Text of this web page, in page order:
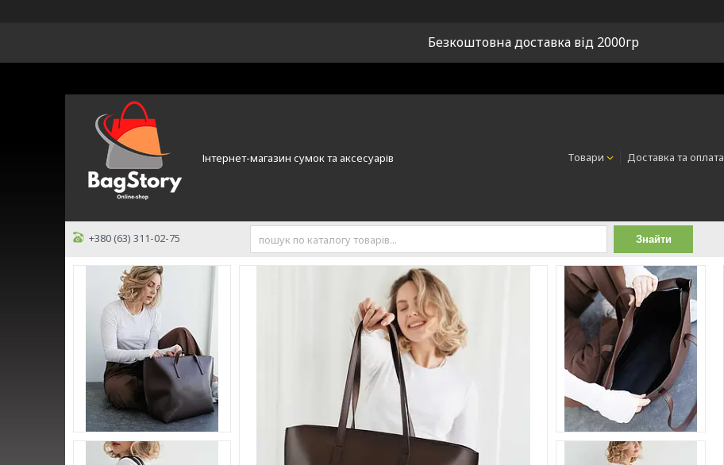
Безкоштовна доставка від 2000гр
Інтернет-магазин сумок та аксесуарів Товари Доставка та оплата
+380 (63) 311-02-75 Знайти